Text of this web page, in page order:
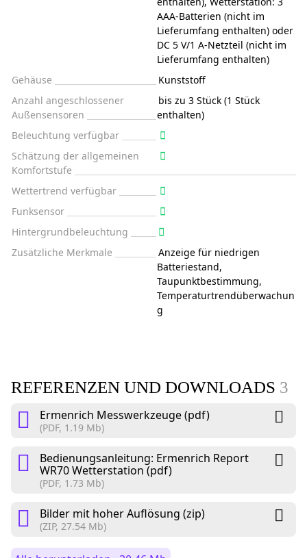
AAA-Batterien (nicht im
Lieferumfang enthalten) oder
DC 5 V/1 A-Netzteil (nicht im
Lieferumfang enthalten)
Gehäuse
Kunststoff
Anzahl angeschlossener
Außensensoren
bis zu 3 Stück (1 Stück
enthalten)
Beleuchtung verfügbar
Schätzung der allgemeinen
Komfortstufe
Wettertrend verfügbar
Funksensor
Hintergrundbeleuchtung
Zusätzliche Merkmale
Anzeige für niedrigen
Batteriestand,
Taupunktbestimmung,
Temperaturtrendüberwachun
g
REFERENZEN UND DOWNLOADS 3
Ermenrich Messwerkzeuge (pdf)
(PDF, 1.19 Mb)
Bedienungsanleitung: Ermenrich Report
WR70 Wetterstation (pdf)
(PDF, 1.73 Mb)
Bilder mit hoher Auflösung (zip)
(ZIP, 27.54 Mb)